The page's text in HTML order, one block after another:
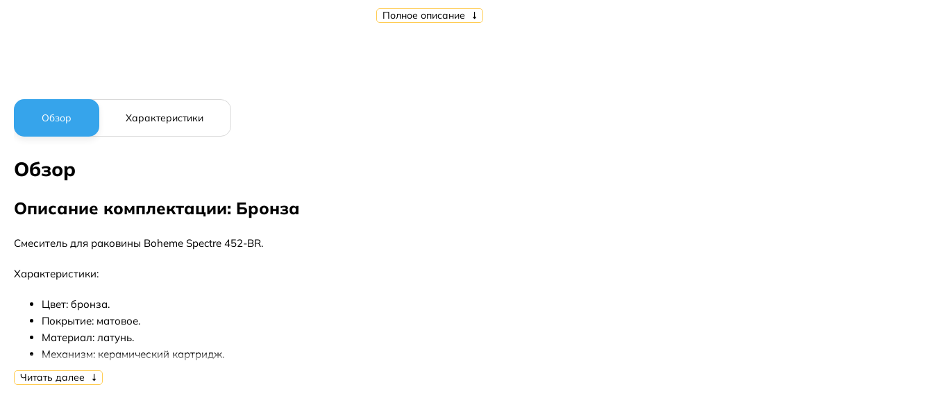
Полное описание
Обзор Характеристики
Обзор
Описание комплектации: Бронза
Смеситель для раковины Boheme Spectre 452-BR.
Характеристики:
Цвет: бронза.
Покрытие: матовое.
Материал: латунь.
Механизм: керамический картридж.
Управление: однорычажное.
Стандарт подводки: G 1/2.
Читать далее